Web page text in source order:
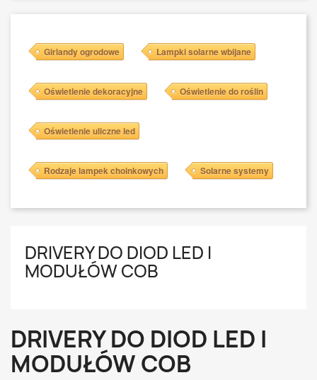
Girlandy ogrodowe Lampki solarne wbijane
Oświetlenie dekoracyjne Oświetlenie do roślin
Oświetlenie uliczne led
Rodzaje lampek choinkowych Solarne systemy
DRIVERY DO DIOD LED I
MODUŁÓW COB
DRIVERY DO DIOD LED I
MODUŁÓW COB